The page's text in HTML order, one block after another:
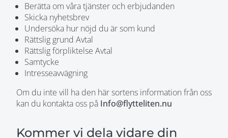
Berätta om våra tjänster och erbjudanden
Skicka nyhetsbrev
Undersöka hur nöjd du är som kund
Rättslig grund Avtal
Rättslig förpliktelse Avtal
Samtycke
Intresseavvägning
Om du inte vill ha den här sortens information från oss
kan du kontakta oss på Info@flytteliten.nu
Kommer vi dela vidare din